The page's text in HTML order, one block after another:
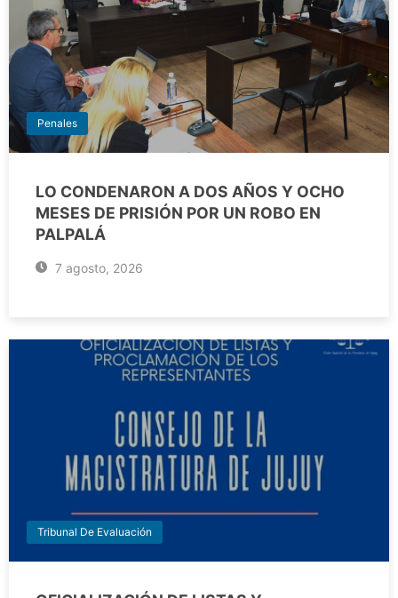
Penales
LO CONDENARON A DOS AÑOS Y OCHO
MESES DE PRISIÓN POR UN ROBO EN
PALPALÁ
7 agosto, 2026
Tribunal De Evaluación